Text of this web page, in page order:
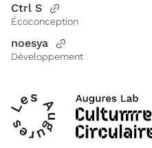
Ctrl S
Écoconception
noesya
Développement